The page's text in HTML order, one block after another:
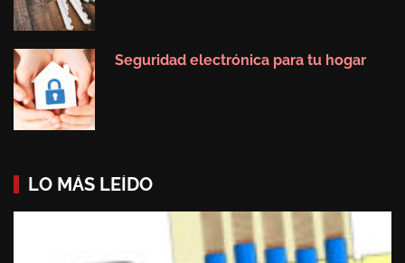
Seguridad electrónica para tu hogar
LO MÁS LEÍDO